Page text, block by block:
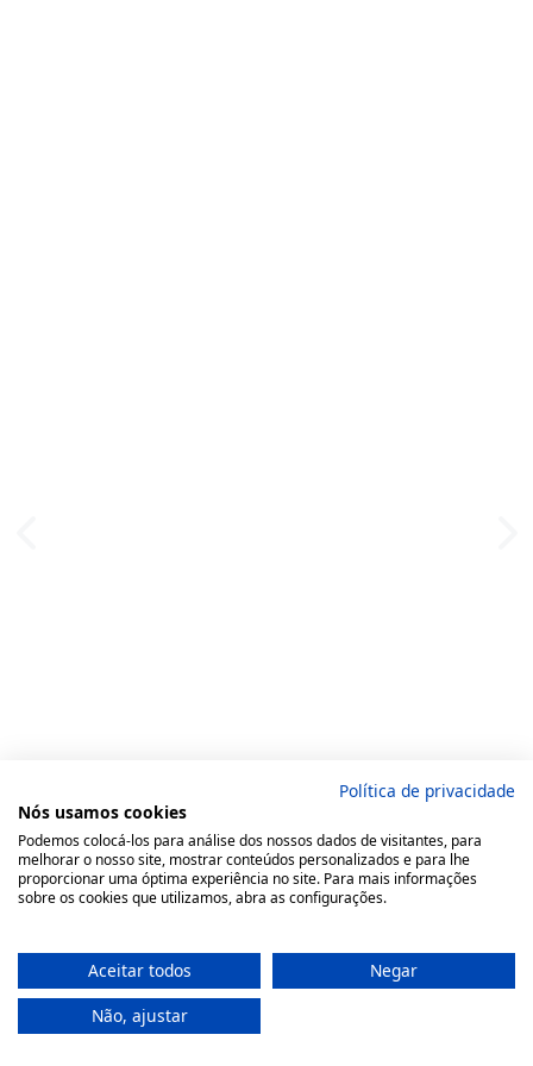
Política de privacidade
Nós usamos cookies
Podemos colocá-los para análise dos nossos dados de visitantes, para
melhorar o nosso site, mostrar conteúdos personalizados e para lhe
proporcionar uma óptima experiência no site. Para mais informações
sobre os cookies que utilizamos, abra as configurações.
Aceitar todos
Negar
Não, ajustar